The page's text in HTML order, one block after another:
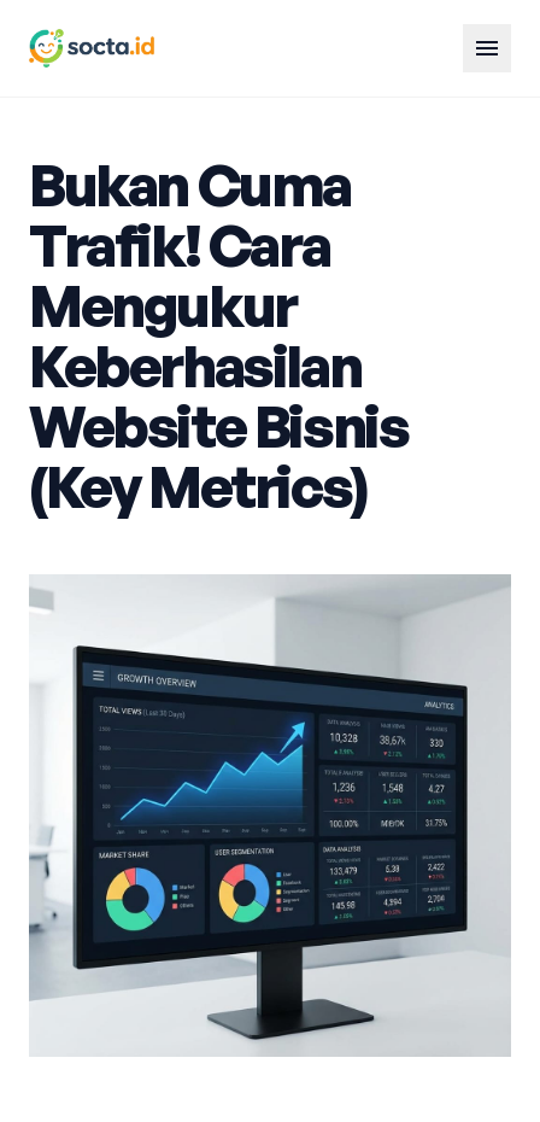
menu
Bukan Cuma
Trafik! Cara
Mengukur
Keberhasilan
Website Bisnis
(Key Metrics)